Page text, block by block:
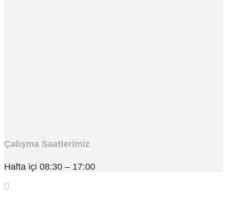
Çalışma Saatlerimiz
Hafta içi 08:30 – 17:00